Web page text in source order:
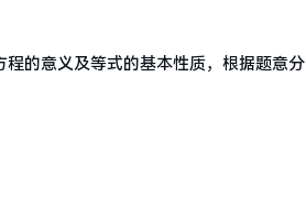
的意义及等式的基本性质，根据题意分